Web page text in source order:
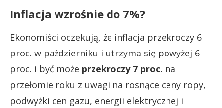
Inflacja wzrośnie do 7%?
Ekonomiści oczekują, że inflacja przekroczy 6
proc. w październiku i utrzyma się powyżej 6
proc. i być może przekroczy 7 proc. na
przełomie roku z uwagi na rosnące ceny ropy,
podwyżki cen gazu, energii elektrycznej i